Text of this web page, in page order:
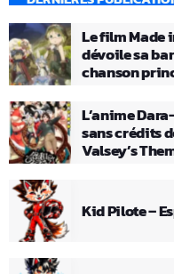
Le film Made
dévoile sa
chanson
L’anime
sans crédits
Valsey’s
Kid Pilote –